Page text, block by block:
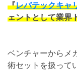
『レバテックキャ
ェントとして業界
ベンチャーからメ
術セットを扱って